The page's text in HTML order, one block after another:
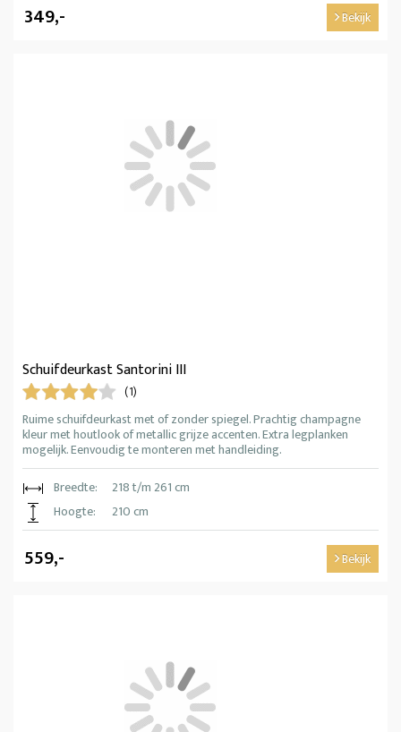
349,- Bekijk
Schuifdeurkast Santorini III
(1)
Ruime schuifdeurkast met of zonder spiegel. Prachtig champagne
kleur met houtlook of metallic grijze accenten. Extra legplanken
mogelijk. Eenvoudig te monteren met handleiding.
Breedte:
218 t/m 261 cm
Hoogte:
210 cm
559,- Bekijk